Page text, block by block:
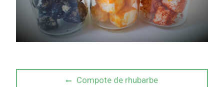
Navigation Previous
Compote de rhubarbe